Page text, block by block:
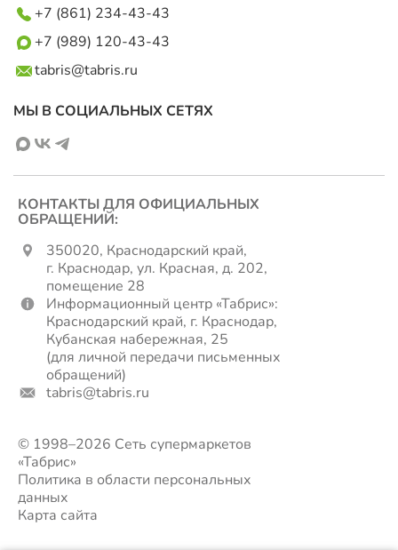
+7 (861) 234-43-43
+7 (989) 120-43-43
tabris@tabris.ru
МЫ В СОЦИАЛЬНЫХ СЕТЯХ
КОНТАКТЫ ДЛЯ ОФИЦИАЛЬНЫХ
ОБРАЩЕНИЙ:
350020, Краснодарский край,
г. Краснодар, ул. Красная, д. 202,
помещение 28
Информационный центр «Табрис»:
Краснодарский край, г. Краснодар,
Кубанская набережная, 25
(для личной передачи письменных
обращений)
tabris@tabris.ru
© 1998–2026 Сеть супермаркетов
«Табрис»
Политика в области персональных
данных
Карта сайта